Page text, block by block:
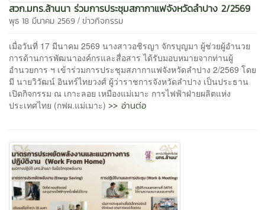
สวก.มทร.ล้านนา ร่วมการประชุมสภากาแฟจังหวัดลำปาง 2/2569
พุธ 18 มีนาคม 2569 / ข่าวกิจกรรม
เมื่อวันที่ 17 มีนาคม 2569 นางสาวอชิรญา จักรบุญมา ผู้ช่วยผู้อำนวย
การด้านการพัฒนาองค์กรและสื่อสาร ได้รับมอบหมายจากท่านผู้
อำนวยการ ฯ เข้าร่วมการประชุมสภากาแฟจังหวัดลำปาง 2/2569 โดย
มี นายวิวัฒน์ อินทร์ไทยวงศ์ ผู้ว่าราชการจังหวัดลำปาง เป็นประธาน
เปิดกิจกรรม ณ เกาะลอย เหมืองแม่เมาะ การไฟฟ้าฝ่ายผลิตแห่ง
ประเทศไทย (กฟผ.แม่เมาะ) >> อ่านต่อ